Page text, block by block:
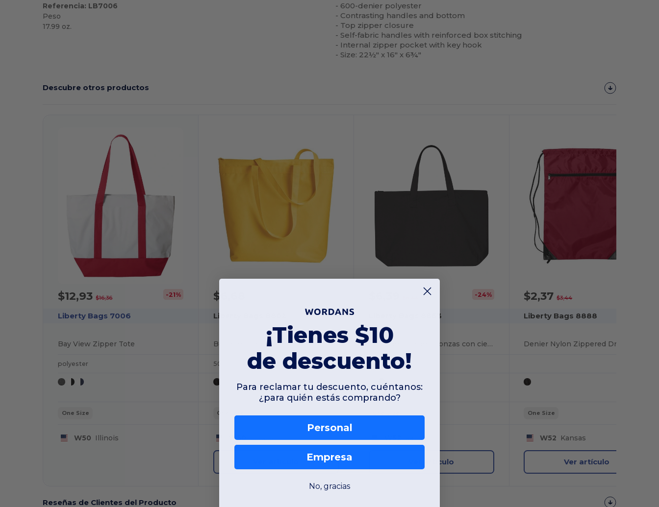
Referencia: LB7006
Peso
17.99 oz.
- 600-denier polyester
- Contrasting handles and bottom
- Top zipper closure
- Self-fabric handles with reinforced box stitching
- Internal zipper pocket with key hook
- Size: 22½" x 16" x 6¾"
Descubre otros productos
$12,93$16,36 -21%
Liberty Bags 7006
Bay View Zipper Tote
polyester
One Size
W50 Illinois
$6,68
Liberty Bags 8802
Bolsa reciclada con cierre
50% materiales reciclados
One Size
W50Illinois
-24%
Liberty Bags 8863
Bolsa de lona de 10 onzas con cierre superior
100% algodón
W52Kansas
Ver artículo
$2,37$3,44
Liberty Bags 8888
One Size
W52 Kansas
Ver artículo
Reseñas de Clientes del Producto
¡Tienes $10
de descuento!
Para reclamar tu descuento, cuéntanos:
¿para quién estás comprando?
Personal
Empresa
No, gracias